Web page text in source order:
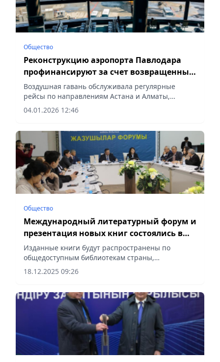
Общество
Реконструкцию аэропорта Павлодара
профинансируют за счет возвращенных
активов
Воздушная гавань обслуживала регулярные
рейсы по направлениям Астана и Алматы,
сообщает Vecher.kz.
04.01.2026 12:46
Общество
Международный литературный форум и
презентация новых книг состоялись в
Павлодаре
Изданные книги будут распространены по
общедоступным библиотекам страны,
сообщает Vecher.kz.
18.12.2025 09:26